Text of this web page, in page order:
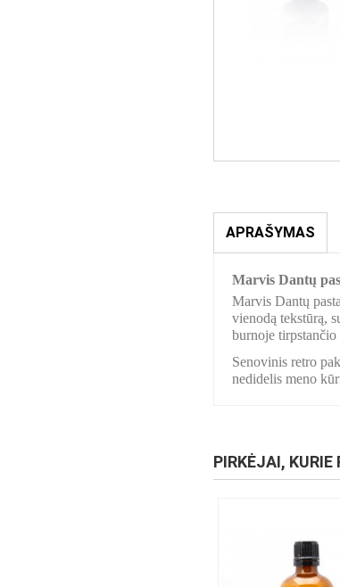
APRAŠYMAS
Marvis Dantų
Marvis Dantų
vienodą tekstūrą,
burnoje
Senovinis retro
nedidelis meno
PIRKĖJAI, KURIE